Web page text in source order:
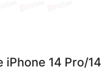
iPhone 14 Pro/14